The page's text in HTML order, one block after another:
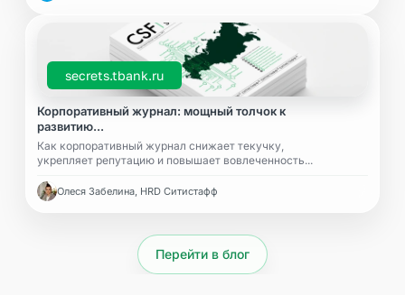
secrets.tbank.ru
Корпоративный журнал: мощный толчок к
развитию...
Как корпоративный журнал снижает текучку,
укрепляет репутацию и повышает вовлеченность...
Олеся Забелина, HRD Ситистафф
Перейти в блог